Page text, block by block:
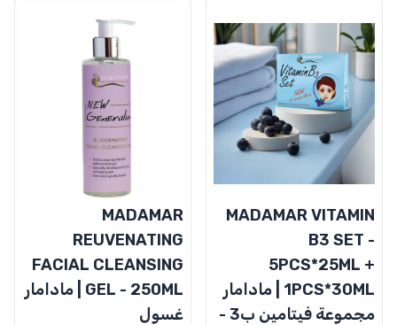
MADAMAR VITAMIN
B3 SET -
5PCS*25ML +
1PCS*30ML | مادامار
مجموعة فيتامين ب3 -
MADAMAR
REUVENATING
FACIAL CLEANSING
GEL - 250ML | مادامار
غسول